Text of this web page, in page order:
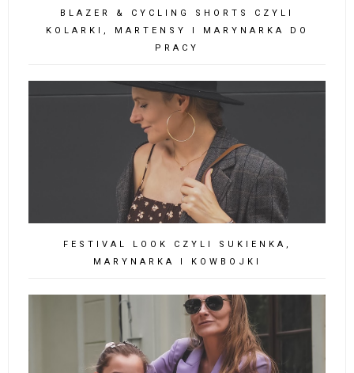
BLAZER & CYCLING SHORTS CZYLI
KOLARKI, MARTENSY I MARYNARKA DO
PRACY
FESTIVAL LOOK CZYLI SUKIENKA,
MARYNARKA I KOWBOJKI